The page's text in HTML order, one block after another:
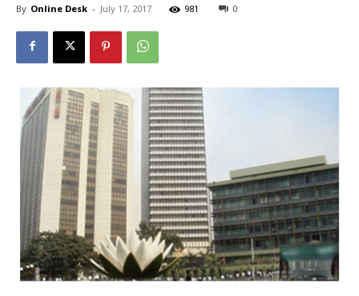
By Online Desk - July 17, 2017 981 0